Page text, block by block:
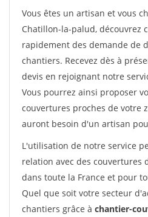
Vous êtes un artisan et vous
Chatillon-la-palud, découvrez
rapidement des demande de
chantiers. Recevez dès à
devis en rejoignant notre
Vous pourrez ainsi proposer
couvertures proches de votre
auront besoin d'un artisan
L'utilisation de notre service
relation avec des couvertures
dans toute la France et pour
Quel que soit votre secteur
chantiers grâce à chantier-